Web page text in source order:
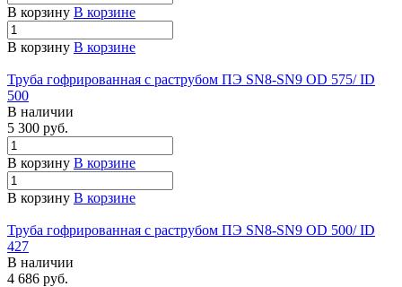
В корзину В корзине
В корзину В корзине
Труба гофрированная с раструбом ПЭ SN8-SN9 OD 575/ ID
500
В наличии
5 300 руб.
В корзину В корзине
В корзину В корзине
Труба гофрированная с раструбом ПЭ SN8-SN9 OD 500/ ID
427
В наличии
4 686 руб.